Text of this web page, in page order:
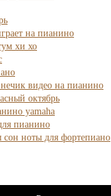
на пианино
хи хо
видео на пианино
октябрь
yamaha
пианино
сон ноты для фортепиано